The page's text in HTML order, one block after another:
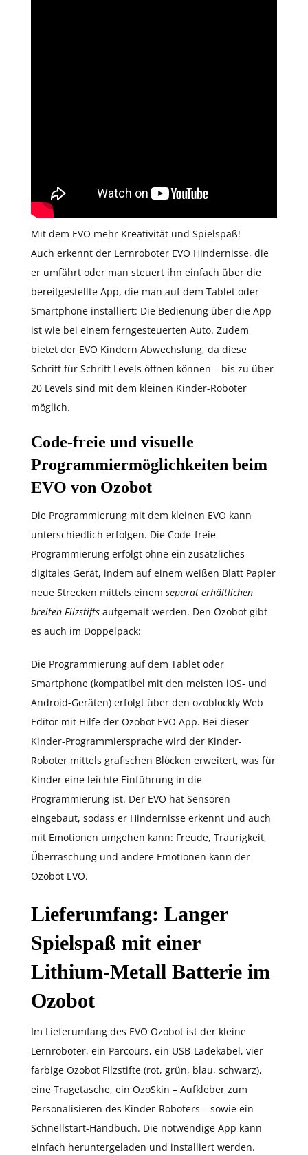
Mit dem EVO mehr Kreativität und Spielspaß!
Auch erkennt der Lernroboter EVO Hindernisse, die
er umfährt oder man steuert ihn einfach über die
bereitgestellte App, die man auf dem Tablet oder
Smartphone installiert: Die Bedienung über die App
ist wie bei einem ferngesteuerten Auto. Zudem
bietet der EVO Kindern Abwechslung, da diese
Schritt für Schritt Levels öffnen können – bis zu über
20 Levels sind mit dem kleinen Kinder-Roboter
möglich.
Code-freie und visuelle
Programmiermöglichkeiten beim
EVO von Ozobot
Die Programmierung mit dem kleinen EVO kann
unterschiedlich erfolgen. Die Code-freie
Programmierung erfolgt ohne ein zusätzliches
digitales Gerät, indem auf einem weißen Blatt Papier
neue Strecken mittels einem separat erhältlichen
breiten Filzstifts aufgemalt werden. Den Ozobot gibt
es auch im Doppelpack:
Die Programmierung auf dem Tablet oder
Smartphone (kompatibel mit den meisten iOS- und
Android-Geräten) erfolgt über den ozoblockly Web
Editor mit Hilfe der Ozobot EVO App. Bei dieser
Kinder-Programmiersprache wird der Kinder-
Roboter mittels grafischen Blöcken erweitert, was für
Kinder eine leichte Einführung in die
Programmierung ist. Der EVO hat Sensoren
eingebaut, sodass er Hindernisse erkennt und auch
mit Emotionen umgehen kann: Freude, Traurigkeit,
Überraschung und andere Emotionen kann der
Ozobot EVO.
Lieferumfang: Langer
Spielspaß mit einer
Lithium-Metall Batterie im
Ozobot
Im Lieferumfang des EVO Ozobot ist der kleine
Lernroboter, ein Parcours, ein USB-Ladekabel, vier
farbige Ozobot Filzstifte (rot, grün, blau, schwarz),
eine Tragetasche, ein OzoSkin – Aufkleber zum
Personalisieren des Kinder-Roboters – sowie ein
Schnellstart-Handbuch. Die notwendige App kann
einfach heruntergeladen und installiert werden.